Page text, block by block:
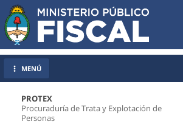
PROTEX
Procuraduría de Trata y Explotación de
Personas
MENÚ